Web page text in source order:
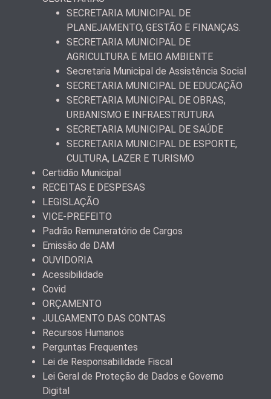
SECRETARIA MUNICIPAL DE
PLANEJAMENTO, GESTÃO E FINANÇAS.
SECRETARIA MUNICIPAL DE
AGRICULTURA E MEIO AMBIENTE
Secretaria Municipal de Assistência Social
SECRETARIA MUNICIPAL DE EDUCAÇÃO
SECRETARIA MUNICIPAL DE OBRAS,
URBANISMO E INFRAESTRUTURA
SECRETARIA MUNICIPAL DE SAÚDE
SECRETARIA MUNICIPAL DE ESPORTE,
CULTURA, LAZER E TURISMO
Certidão Municipal
RECEITAS E DESPESAS
LEGISLAÇÃO
VICE-PREFEITO
Padrão Remuneratório de Cargos
Emissão de DAM
OUVIDORIA
Acessibilidade
Covid
ORÇAMENTO
JULGAMENTO DAS CONTAS
Recursos Humanos
Perguntas Frequentes
Lei de Responsabilidade Fiscal
Lei Geral de Proteção de Dados e Governo
Digital